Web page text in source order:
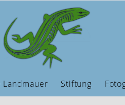
Landmauer Stiftung